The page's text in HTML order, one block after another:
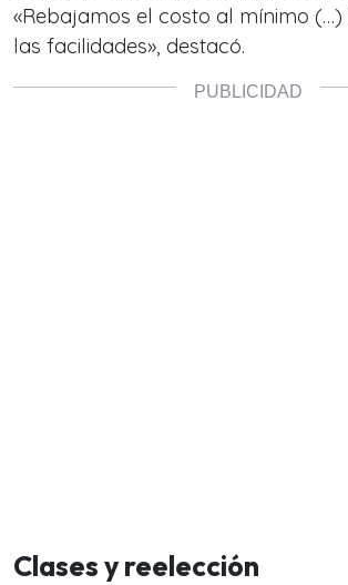
«Rebajamos el costo al mínimo (…)
las facilidades», destacó.
Clases y reelección